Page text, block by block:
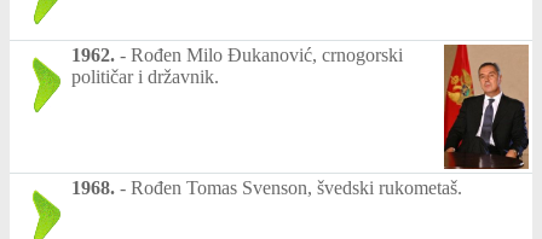
1962. - Rođen Milo Ðukanović, crnogorski
političar i državnik.
1968. - Rođen Tomas Svenson, švedski rukometaš.